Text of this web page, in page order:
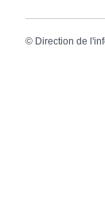
© Direction de